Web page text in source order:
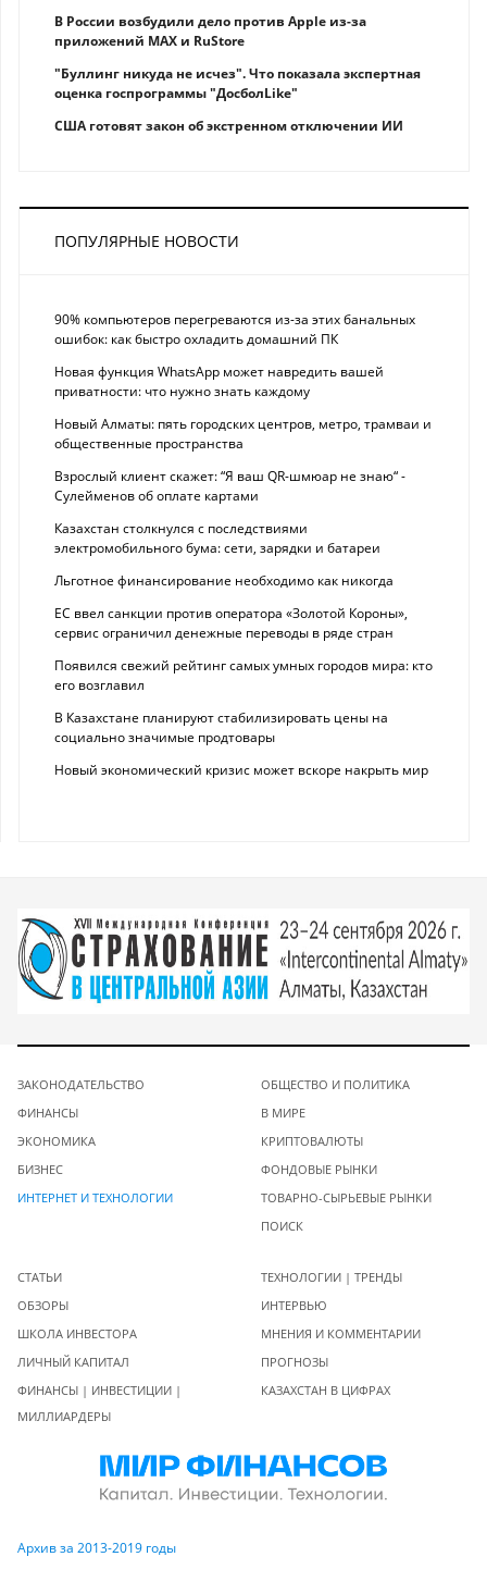
В России возбудили дело против Apple из-за
приложений MAX и RuStore
"Буллинг никуда не исчез". Что показала экспертная
оценка госпрограммы "ДосболLike"
США готовят закон об экстренном отключении ИИ
ПОПУЛЯРНЫЕ НОВОСТИ
90% компьютеров перегреваются из-за этих банальных
ошибок: как быстро охладить домашний ПК
Новая функция WhatsApp может навредить вашей
приватности: что нужно знать каждому
Новый Алматы: пять городских центров, метро, трамваи и
общественные пространства
Взрослый клиент скажет: “Я ваш QR-шмюар не знаю“ -
Сулейменов об оплате картами
Казахстан столкнулся с последствиями
электромобильного бума: сети, зарядки и батареи
Льготное финансирование необходимо как никогда
ЕС ввел санкции против оператора «Золотой Короны»,
сервис ограничил денежные переводы в ряде стран
Появился свежий рейтинг самых умных городов мира: кто
его возглавил
В Казахстане планируют стабилизировать цены на
социально значимые продтовары
Новый экономический кризис может вскоре накрыть мир
ЗАКОНОДАТЕЛЬСТВО
ФИНАНСЫ
ЭКОНОМИКА
БИЗНЕС
ИНТЕРНЕТ И ТЕХНОЛОГИИ
ОБЩЕСТВО И ПОЛИТИКА
В МИРЕ
КРИПТОВАЛЮТЫ
ФОНДОВЫЕ РЫНКИ
ТОВАРНО-СЫРЬЕВЫЕ РЫНКИ
ПОИСК
СТАТЬИ
ОБЗОРЫ
ШКОЛА ИНВЕСТОРА
ЛИЧНЫЙ КАПИТАЛ
ФИНАНСЫ | ИНВЕСТИЦИИ |
МИЛЛИАРДЕРЫ
ТЕХНОЛОГИИ | ТРЕНДЫ
ИНТЕРВЬЮ
МНЕНИЯ И КОММЕНТАРИИ
ПРОГНОЗЫ
КАЗАХСТАН В ЦИФРАХ
Архив за 2013-2019 годы